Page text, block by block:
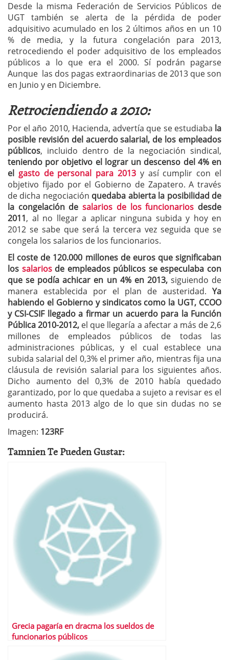
Desde la misma Federación de Servicios Públicos de
UGT también se alerta de la pérdida de poder
adquisitivo acumulado en los 2 últimos años en un 10
% de media, y la futura congelación para 2013,
retrocediendo el poder adquisitivo de los empleados
públicos a lo que era el 2000. Sí podrán pagarse
Aunque las dos pagas extraordinarias de 2013 que son
en Junio y en Diciembre.
Retrociendiendo a 2010:
Por el año 2010, Hacienda, advertía que se estudiaba la
posible revisión del acuerdo salarial, de los empleados
públicos, incluido dentro de la negociación sindical,
teniendo por objetivo el lograr un descenso del 4% en
el gasto de personal para 2013 y así cumplir con el
objetivo fijado por el Gobierno de Zapatero. A través
de dicha negociación quedaba abierta la posibilidad de
la congelación desalarios de los funcionarios desde
2011, al no llegar a aplicar ninguna subida y hoy en
2012 se sabe que será la tercera vez seguida que se
congela los salarios de los funcionarios.
El coste de 120.000 millones de euros que significaban
los salarios de empleados públicos se especulaba con
que se podía achicar en un 4% en 2013,siguiendo de
manera establecida por el plan de austeridad. Ya
habiendo el Gobierno y sindicatos como la UGT, CCOO
y CSI-CSIF llegado a firmar un acuerdo para la Función
Pública 2010-2012, el que llegaría a afectar a más de 2,6
millones de empleados públicos de todas las
administraciones públicas, y el cual establece una
subida salarial del 0,3% el primer año, mientras fija una
cláusula de revisión salarial para los siguientes años.
Dicho aumento del 0,3% de 2010 había quedado
garantizado, por lo que quedaba a sujeto a revisar es el
aumento hasta 2013 algo de lo que sin dudas no se
producirá.
Imagen: 123RF
Tamnien Te Pueden Gustar:
Grecia pagaría en dracma los sueldos de
funcionarios públicos